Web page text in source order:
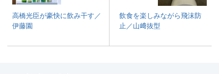
高橋光臣が豪快に飲み干す／
伊藤園
飲食を楽しみながら飛沫防
止／山﨑抜型